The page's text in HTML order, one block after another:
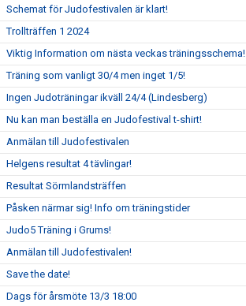
Schemat för Judofestivalen är klart!
Trollträffen 1 2024
Viktig Information om nästa veckas träningsschema!
Träning som vanligt 30/4 men inget 1/5!
Ingen Judoträningar ikväll 24/4 (Lindesberg)
Nu kan man beställa en Judofestival t-shirt!
Anmälan till Judofestivalen
Helgens resultat 4 tävlingar!
Resultat Sörmlandsträffen
Påsken närmar sig! Info om träningstider
Judo5 Träning i Grums!
Anmälan till Judofestivalen!
Save the date!
Dags för årsmöte 13/3 18:00